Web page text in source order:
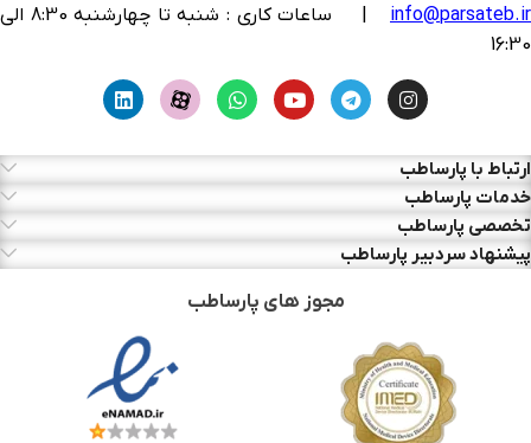
info@parsateb.ir
| ساعات کاری : شنبه تا چهارشنبه 8:30 الی
16:30
ارتباط با پارساطب
خدمات پارساطب
تخصصی پارساطب
پیشنهاد سردبیر پارساطب
مجوز های پارساطب